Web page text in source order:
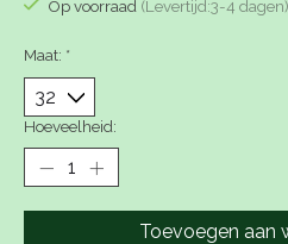
Op voorraad (Levertijd:3-4 dagen)
Maat: *
Hoeveelheid:
Toevoegen aan